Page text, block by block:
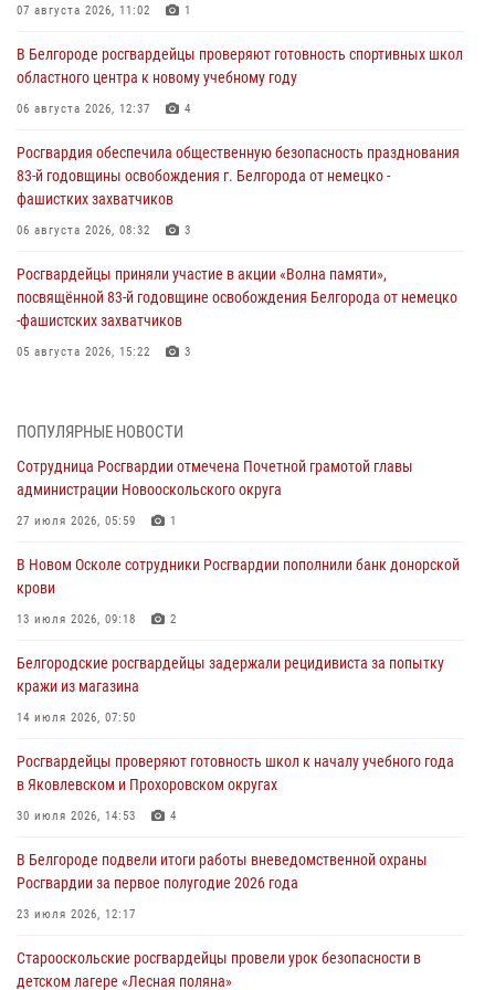
07 августа 2026, 11:02 1
В Белгороде росгвардейцы проверяют готовность спортивных школ
областного центра к новому учебному году
06 августа 2026, 12:37 4
Росгвардия обеспечила общественную безопасность празднования
83-й годовщины освобождения г. Белгорода от немецко -
фашистких захватчиков
06 августа 2026, 08:32 3
Росгвардейцы приняли участие в акции «Волна памяти»,
посвящённой 83‑й годовщине освобождения Белгорода от немецко
‑фашистских захватчиков
05 августа 2026, 15:22 3
Сотрудники Росгвардии задержали подозреваемую в краже
товаров из гипермаркета в Белгороде
При участии Росгвардии в Белгородской области обеспечена
безопасность празднования Дня воздушно-десантных войск
Росгвардейцы оказали помощь пострадавшему в результате атаки
FPV-дрона ВСУ в Белгородской области
Ведомственная акция «Каникулы с Росгвардией» прошла в
пришкольном лагере Старого Оскола
ПОПУЛЯРНЫЕ НОВОСТИ
Сотрудница Росгвардии отмечена Почетной грамотой главы
администрации Новооскольского округа
27 июля 2026, 05:59 1
В Новом Осколе сотрудники Росгвардии пополнили банк донорской
крови
13 июля 2026, 09:18 2
Белгородские росгвардейцы задержали рецидивиста за попытку
кражи из магазина
14 июля 2026, 07:50
Росгвардейцы проверяют готовность школ к началу учебного года
в Яковлевском и Прохоровском округах
30 июля 2026, 14:53 4
В Белгороде подвели итоги работы вневедомственной охраны
Росгвардии за первое полугодие 2026 года
23 июля 2026, 12:17
Старооскольские росгвардейцы провели урок безопасности в
детском лагере «Лесная поляна»